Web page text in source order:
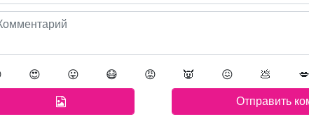
😍 😛 😷 😡 👿 😖 💩 💋